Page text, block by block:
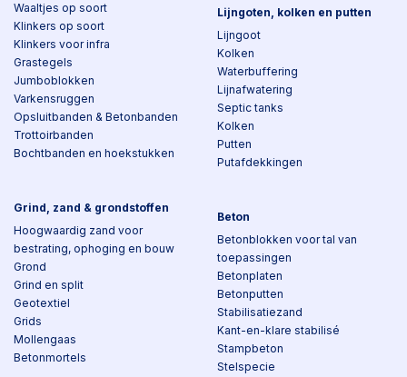
Waaltjes op soort
Klinkers op soort
Klinkers voor infra
Grastegels
Jumboblokken
Varkensruggen
Opsluitbanden & Betonbanden
Trottoirbanden
Bochtbanden en hoekstukken
Grind, zand & grondstoffen
Hoogwaardig zand voor
bestrating, ophoging en bouw
Grond
Grind en split
Geotextiel
Grids
Mollengaas
Betonmortels
Lijngoten, kolken en putten
Lijngoot
Kolken
Waterbuffering
Lijnafwatering
Septic tanks
Kolken
Putten
Putafdekkingen
Beton
Betonblokken voor tal van
toepassingen
Betonplaten
Betonputten
Stabilisatiezand
Kant-en-klare stabilisé
Stampbeton
Stelspecie